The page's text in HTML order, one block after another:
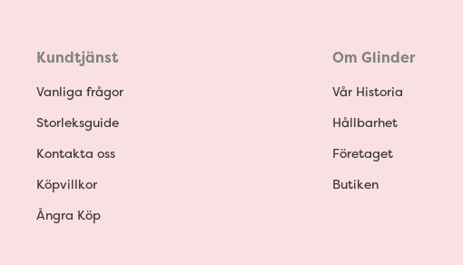
Kundtjänst
Vanliga frågor
Storleksguide
Kontakta oss
Köpvillkor
Ångra Köp
Om Glinder
Vår Historia
Hållbarhet
Företaget
Butiken